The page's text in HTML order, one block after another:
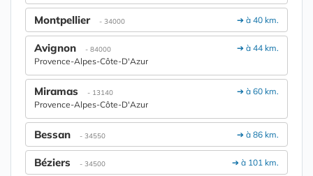
➔ à 40 km.
Montpellier - 34000
➔ à 44 km.
Avignon - 84000
Provence-Alpes-Côte-D'Azur
➔ à 60 km.
Miramas - 13140
Provence-Alpes-Côte-D'Azur
➔ à 86 km.
Bessan - 34550
➔ à 101 km.
Béziers - 34500